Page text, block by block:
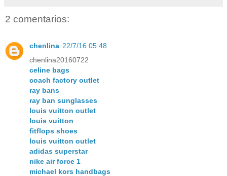
2 comentarios:
chenlina 22/7/16 05:48
chenlina20160722
celine bags
coach factory outlet
ray bans
ray ban sunglasses
louis vuitton outlet
louis vuitton
fitflops shoes
louis vuitton outlet
adidas superstar
nike air force 1
michael kors handbags